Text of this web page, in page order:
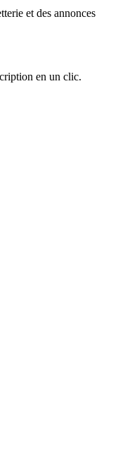
et des annonces
en un clic.